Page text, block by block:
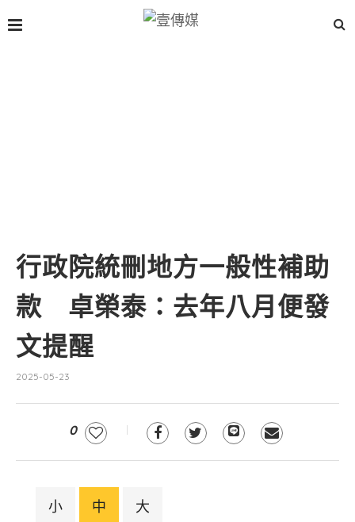
行政院統刪地方一般性補助
款 卓榮泰：去年八月便發
文提醒
2025-05-23
0
小 中 大